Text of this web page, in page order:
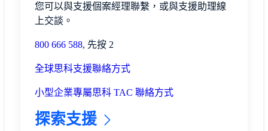
您可以與支援個案經理聯繫，或與支援助理線
上交談。
800 666 588, 先按 2
全球思科支援聯絡方式
小型企業專屬思科 TAC 聯絡方式
探索支援